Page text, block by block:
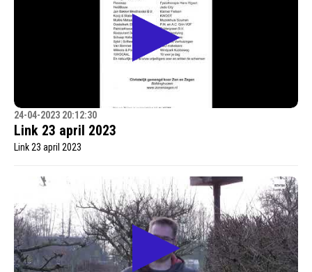
24-04-2023 20:12:30
Link 23 april 2023
Link 23 april 2023